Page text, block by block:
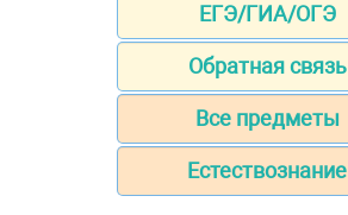
ЕГЭ/ГИА/ОГЭ
Обратная связь
Все предметы
Естествознание